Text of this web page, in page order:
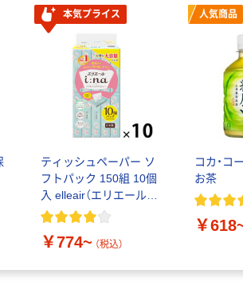
本気プライス
ティッシュペーパー ソ
フトパック 150組 10個
入 elleair（エリエール）
￥774~ （税込）
人気商品
コカ・コ
お茶
￥